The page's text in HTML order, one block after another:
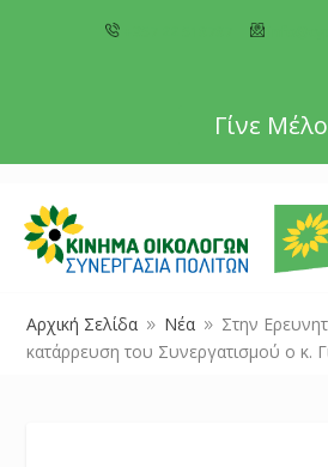
Γίνε
Αρχική Σελίδα 9 Νέα 9 Στην
κατάρρευση του Συνεργατισμού ο κ.